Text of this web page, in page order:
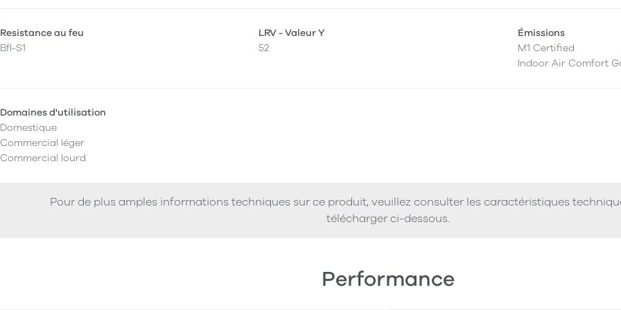
Resistance au feu
Bfl-S1
LRV - Valeur Y
52
Émissions
M1 Certified
Indoor Air Comfort
Domaines d'utilisation
Domestique
Commercial léger
Commercial lourd
Pour de plus amples informations techniques sur ce produit, veuillez consulter les caractéristiques
télécharger ci-dessous.
Performance